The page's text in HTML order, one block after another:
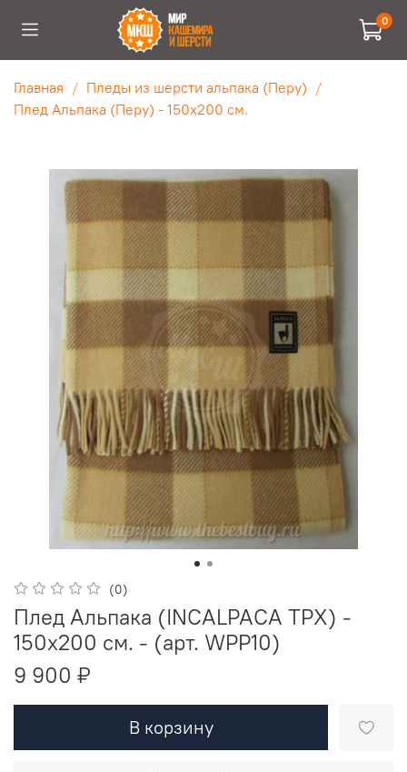
0
Главная
Пледы из шерсти альпака (Перу)
Плед Альпака (Перу) - 150х200 см.
(0)
Плед Альпака (INCALPACA TPX) -
150х200 см. - (арт. WPP10)
9 900 ₽
В корзину